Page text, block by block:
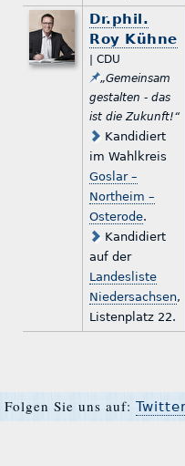
Dr.phil.
Roy Kühne
| CDU
„Gemeinsam
gestalten - das
ist die Zukunft!“
Kandidiert
im Wahlkreis
Goslar –
Northeim –
Osterode.
Kandidiert
auf der
Landesliste
Niedersachsen,
Listenplatz 22.
Folgen Sie uns auf: